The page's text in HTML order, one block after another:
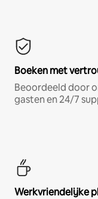
Boeken met
Beoordeeld door
gasten en 24/7
Werkvriendelijke